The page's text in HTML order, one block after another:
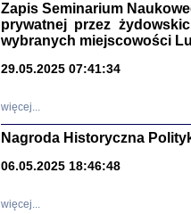
Zapis Seminarium
prywatnej przez
wybranych miejscowości
29.05.2025 07:41:34
więcej...
Nagroda Historyczna
06.05.2025 18:46:48
więcej...